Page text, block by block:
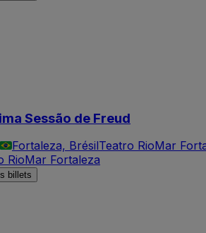
Sessão de Freud
Fortaleza, BrésilTeatro RioMar
RioMar Fortaleza
billets